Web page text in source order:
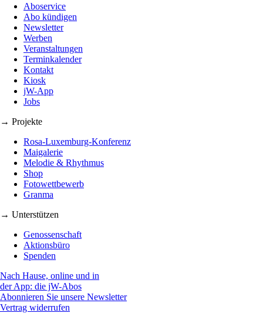
Aboservice
Abo kündigen
Newsletter
Werben
Veranstaltungen
Terminkalender
Kontakt
Kiosk
jW-App
Jobs
→ Projekte
Rosa-Luxemburg-Konferenz
Maigalerie
Melodie & Rhythmus
Shop
Fotowettbewerb
Granma
→ Unterstützen
Genossenschaft
Aktionsbüro
Spenden
Nach Hause, online und in
der App: die jW-Abos
Abonnieren Sie unsere Newsletter
Vertrag widerrufen